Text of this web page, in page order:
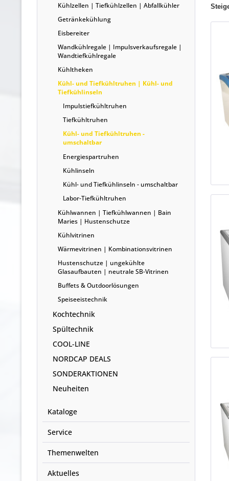
Kühlzellen | Tiefkühlzellen | Abfallkühler
Getränkekühlung
Eisbereiter
Wandkühlregale | Impulsverkaufsregale |
Wandtiefkühlregale
Kühltheken
Kühl- und Tiefkühltruhen | Kühl- und
Tiefkühlinseln
Impulstiefkühltruhen
Tiefkühltruhen
Kühl- und Tiefkühltruhen -
umschaltbar
Energiespartruhen
Kühlinseln
Kühl- und Tiefkühlinseln - umschaltbar
Labor-Tiefkühltruhen
Kühlwannen | Tiefkühlwannen | Bain
Maries | Hustenschutze
Kühlvitrinen
Wärmevitrinen | Kombinationsvitrinen
Hustenschutze | ungekühlte
Glasaufbauten | neutrale SB-Vitrinen
Buffets & Outdoorlösungen
Speiseeistechnik
Kochtechnik
Spültechnik
COOL-LINE
NORDCAP DEALS
SONDERAKTIONEN
Neuheiten
Kataloge
Service
Themenwelten
Aktuelles